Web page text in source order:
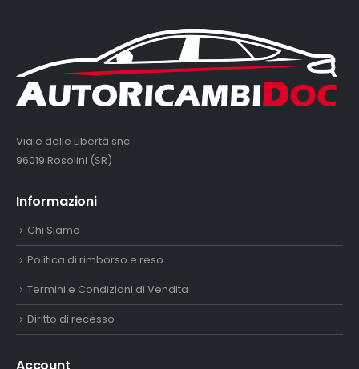
Viale delle Libertà snc
96019 Rosolini (SR)
Informazioni
Chi Siamo
Politica di rimborso e reso
Termini e Condizioni di Vendita
Diritto di recesso
Account